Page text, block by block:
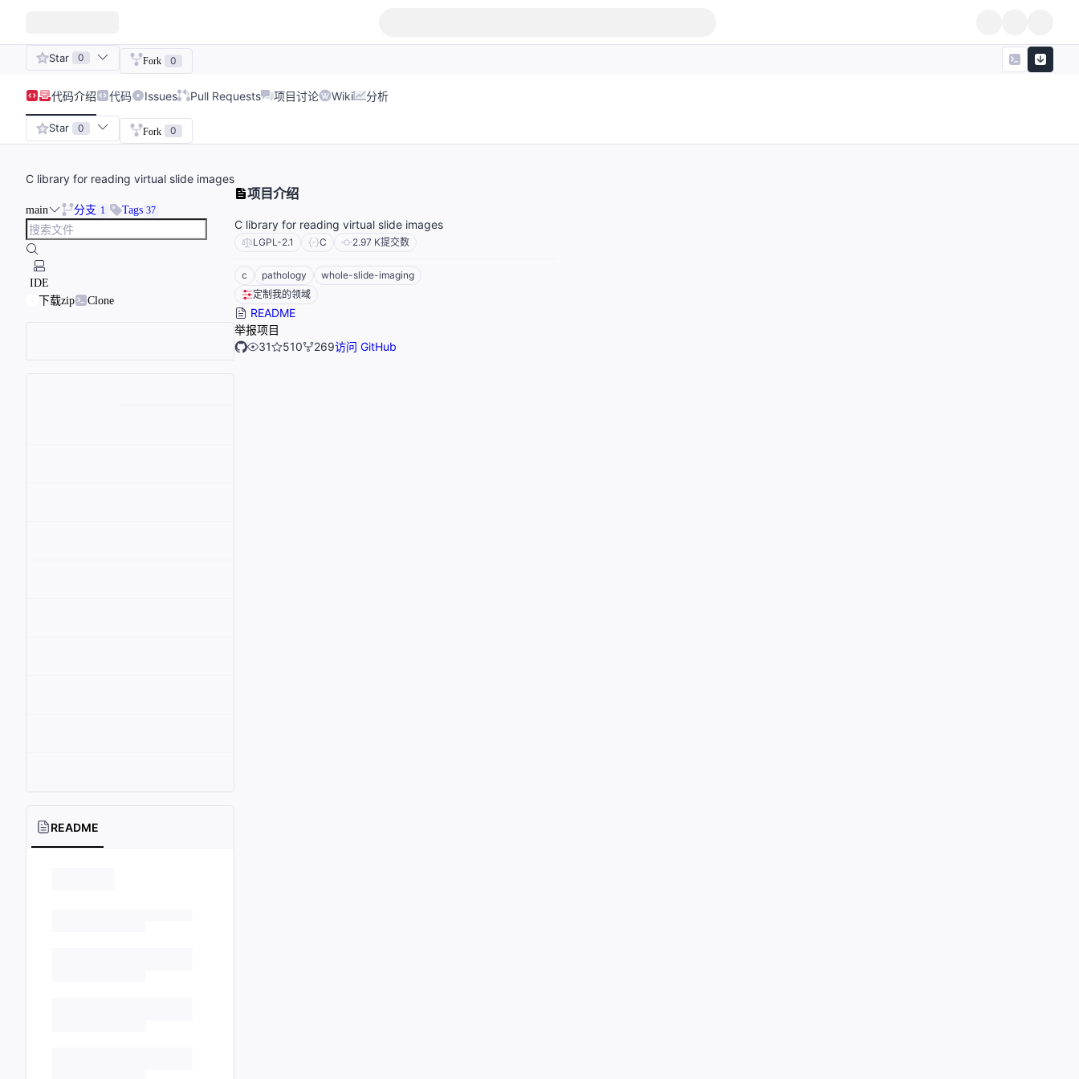
Star 0 Fork 0
代码介绍 代码 Issues Pull Requests 项目讨论 Wiki 分析
Star 0 Fork 0
C library for reading virtual slide images
main 分支 1 Tags 37
IDE
下载zip
Clone
README
项目介绍
C library for reading virtual slide images
LGPL-2.1 C 2.97 K提交数
c pathology
whole-slide-imaging
定制我的领域
README
举报项目
31
510 269访问 GitHub